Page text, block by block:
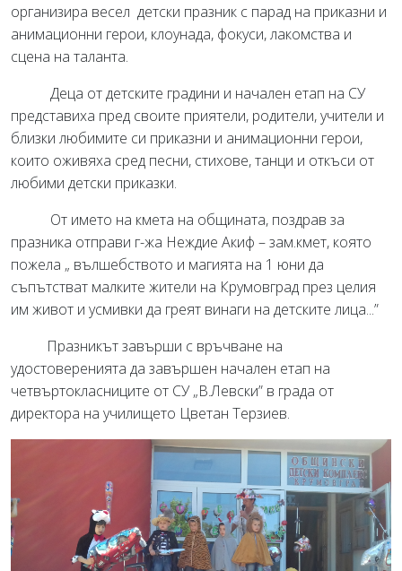
организира весел детски празник с парад на приказни и
анимационни герои, клоунада, фокуси, лакомства и
сцена на таланта.
Деца от детските градини и начален етап на СУ
представиха пред своите приятели, родители, учители и
близки любимите си приказни и анимационни герои,
които оживяха сред песни, стихове, танци и откъси от
любими детски приказки.
От името на кмета на общината, поздрав за
празника отправи г-жа Неждие Акиф – зам.кмет, която
пожела „ вълшебството и магията на 1 юни да
съпътстват малките жители на Крумовград през целия
им живот и усмивки да греят винаги на детските лица...”
Празникът завърши с връчване на
удостоверенията да завършен начален етап на
четвъртокласниците от СУ „В.Левски” в града от
директора на училището Цветан Терзиев.